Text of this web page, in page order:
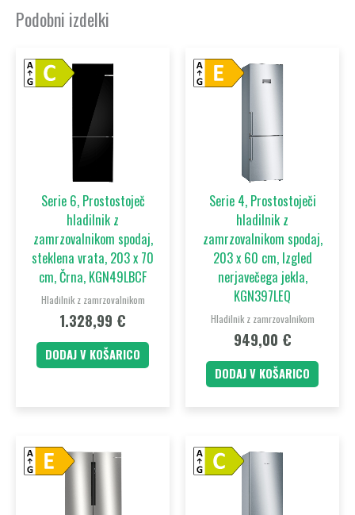
Podobni izdelki
Serie 6, Prostostoječ
hladilnik z
zamrzovalnikom spodaj,
steklena vrata, 203 x 70
cm, Črna, KGN49LBCF
Hladilnik z zamrzovalnikom
1.328,99 €
DODAJ V KOŠARICO
Serie 4, Prostostoječi
hladilnik z
zamrzovalnikom spodaj,
203 x 60 cm, Izgled
nerjavečega jekla,
KGN397LEQ
Hladilnik z zamrzovalnikom
949,00 €
DODAJ V KOŠARICO